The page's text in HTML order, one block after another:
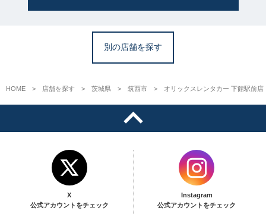
別の店舗を探す
HOME 店舗を探す 茨城県 筑西市 オリックスレンタカー 下館駅前店
X
公式アカウントをチェック
Instagram
公式アカウントをチェック